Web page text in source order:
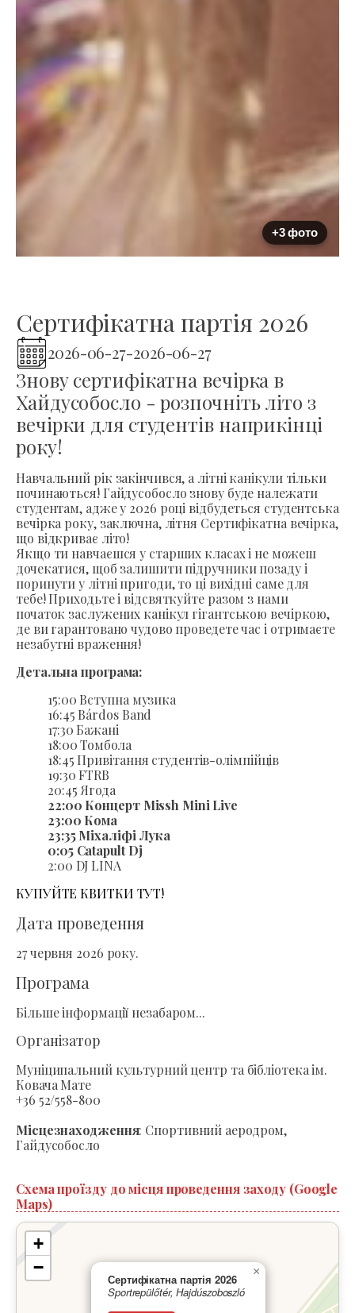
+3 фото
Сертифікатна партія 2026
2026-06-27-2026-06-27
Знову сертифікатна вечірка в
Хайдусобосло - розпочніть літо з
вечірки для студентів наприкінці
року!
Навчальний рік закінчився, а літні канікули тільки
починаються! Гайдусобосло знову буде належати
студентам, адже у 2026 році відбудеться студентська
вечірка року, заключна, літня Сертифікатна вечірка,
що відкриває літо!
Якщо ти навчаєшся у старших класах і не можеш
дочекатися, щоб залишити підручники позаду і
поринути у літні пригоди, то ці вихідні саме для
тебе! Приходьте і відсвяткуйте разом з нами
початок заслужених канікул гігантською вечіркою,
де ви гарантовано чудово проведете час і отримаєте
незабутні враження!
Детальна програма:
15:00 Вступна музика
16:45 Bárdos Band
17:30 Бажані
18:00 Томбола
18:45 Привітання студентів-олімпійців
19:30 FTRB
20:45 Ягода
22:00 Концерт Missh Mini Live
23:00 Кома
23:35 Міхаліфі Лука
0:05 Catapult Dj
2:00 DJ LINA
КУПУЙТЕ КВИТКИ ТУТ!
Дата проведення
27 червня 2026 року.
Програма
Більше інформації незабаром...
Організатор
Муніципальний культурний центр та бібліотека ім.
Ковача Мате
+36 52/558-800
Місцезнаходження: Спортивний аеродром,
Гайдусобосло
Схема проїзду до місця проведення заходу (Google
Maps)
Сертифікатна партія 2026
Sportrepülőtér, Hajdúszoboszló
×
+
−